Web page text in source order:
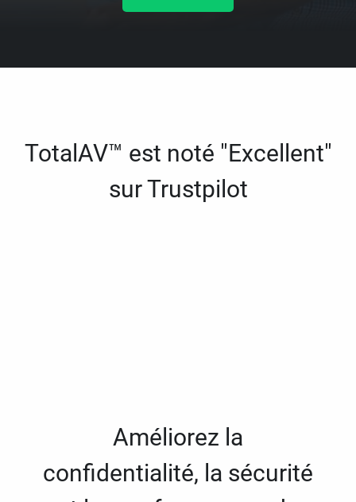
TotalAV™ est noté "Excellent"
sur Trustpilot
Améliorez la
confidentialité, la sécurité